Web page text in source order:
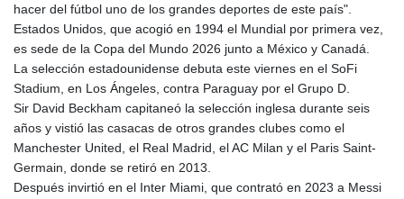
hacer del fútbol uno de los grandes deportes de este país".
Estados Unidos, que acogió en 1994 el Mundial por primera vez,
es sede de la Copa del Mundo 2026 junto a México y Canadá.
La selección estadounidense debuta este viernes en el SoFi
Stadium, en Los Ángeles, contra Paraguay por el Grupo D.
Sir David Beckham capitaneó la selección inglesa durante seis
años y vistió las casacas de otros grandes clubes como el
Manchester United, el Real Madrid, el AC Milan y el Paris Saint-
Germain, donde se retiró en 2013.
Después invirtió en el Inter Miami, que contrató en 2023 a Messi